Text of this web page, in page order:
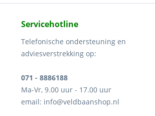
Servicehotline
Telefonische ondersteuning en
adviesverstrekking op:
071 - 8886188
Ma-Vr, 9.00 uur - 17.00 uur
email: info@veldbaanshop.nl